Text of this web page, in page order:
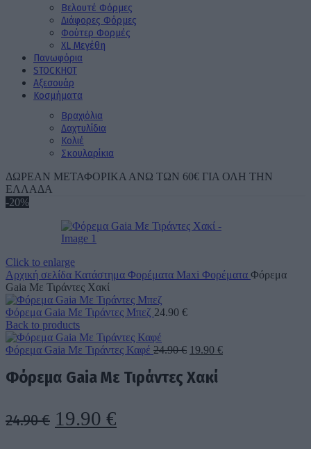
Βελουτέ Φόρμες
Διάφορες Φόρμες
Φούτερ Φορμές
XL Μεγέθη
Πανωφόρια
STOCKΗΟΤ
Aξεσουάρ
Κοσμήματα
Βραχιόλια
Δαχτυλίδια
Κολιέ
Σκουλαρίκια
ΔΩΡΕΑΝ ΜΕΤΑΦΟΡΙΚΑ ΑΝΩ ΤΩΝ 60€ ΓΙΑ ΟΛΗ ΤΗΝ
ΕΛΛΑΔΑ
-20%
Click to enlarge
Αρχική σελίδα Κατάστημα Φορέματα Maxi Φορέματα Φόρεμα
Gaia Με Τιράντες Χακί
Φόρεμα Gaia Με Τιράντες Μπεζ 24.90 €
Back to products
Φόρεμα Gaia Με Τιράντες Καφέ 24.90€ Original
was:
24.90 €.
19.90 €Η
Φόρεμα Gaia Με Τιράντες Χακί
24.90€ Original
19.90 €